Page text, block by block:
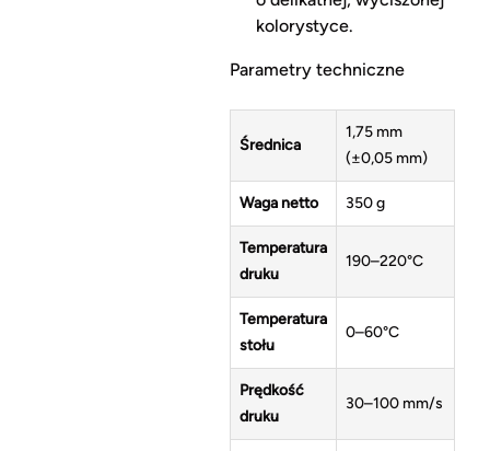
kolorystyce.
Parametry techniczne
Średnica
1,75 mm
(±0,05 mm)
Waga netto 350 g
Temperatura
druku
190–220°C
Temperatura
stołu
0–60°C
Prędkość
druku
30–100 mm/s